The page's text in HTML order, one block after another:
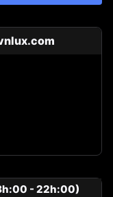
- 22h:00)